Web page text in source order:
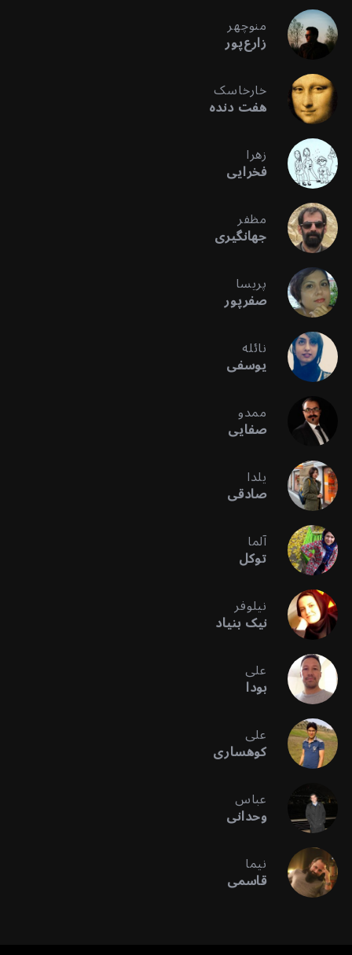
منوچهر
زارع‌پور
خارخاسک
هفت دنده
زهرا
فخرایی
مظفر
جهانگیری
پریسا
صفرپور
نائله
یوسفی
ممدو
صفایی
یلدا
صادقی
آلما
توکل
نیلوفر
نیک بنیاد
علی
بودا
علی
کوهساری
عباس
وحدانی
نیما
قاسمی